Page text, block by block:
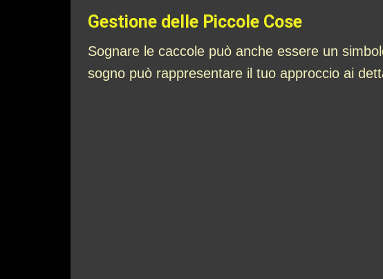
Gestione delle Piccole Cose
Sognare le caccole può anche essere un
sogno può rappresentare il tuo approccio ai